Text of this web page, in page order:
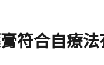
符合自療